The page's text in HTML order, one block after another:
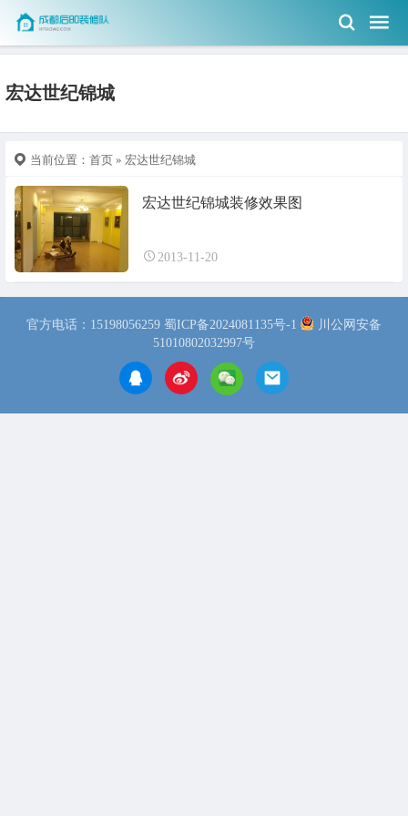
宏达世纪锦城
当前位置： 首页 » 宏达世纪锦城
宏达世纪锦城装修效果图
2013-11-20
官方电话：15198056259 蜀ICP备2024081135号-1
川公网安备
51010802032997号